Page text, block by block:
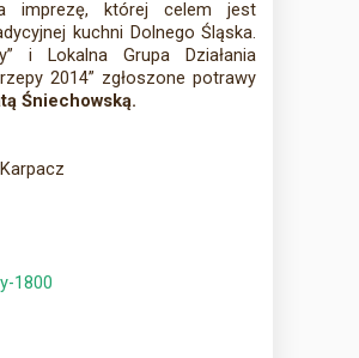
imprezę, której celem jest
kuchni Dolnego Śląska.
i Lokalna Grupa Działania
2014” zgłoszone potrawy
Śniechowską.
1800